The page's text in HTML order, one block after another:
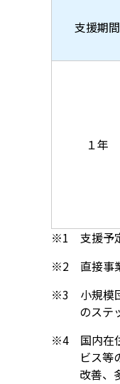
支援期間
１年
※1 支援予定
※2 直接事業
※3 小規模団
のステ
※4 国内在住
ビス等
改善、